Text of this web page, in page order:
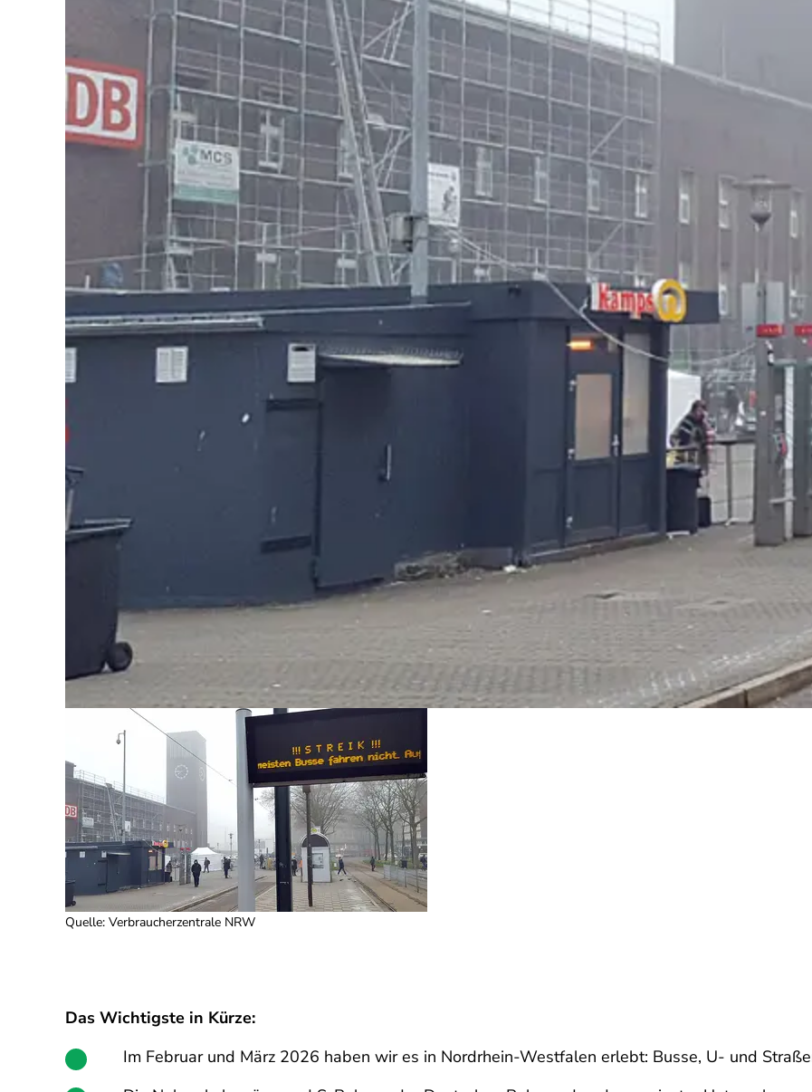
Quelle: Verbraucherzentrale NRW
Das Wichtigste in Kürze:
Im Februar und März 2026 haben wir es in Nordrhein-Westfalen erlebt: Busse, U- und